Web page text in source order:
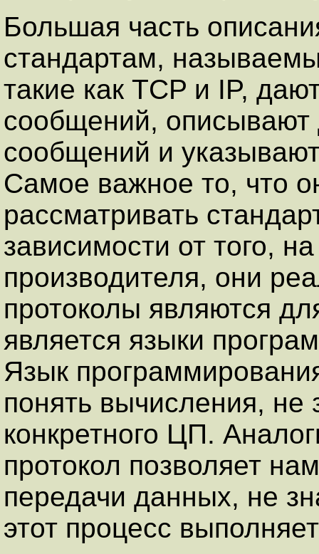
Большая часть
стандартам,
такие как TCP и IP,
сообщений,
сообщений и
Самое важное то, что
рассматривать
зависимости от того,
производителя, они
протоколы являются
является языки
Язык
понять вычисления,
конкретного ЦП.
протокол позволяет
передачи данных, не
этот процесс